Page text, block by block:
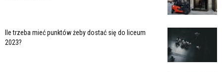
Ile trzeba mieć punktów żeby dostać się do liceum
2023?